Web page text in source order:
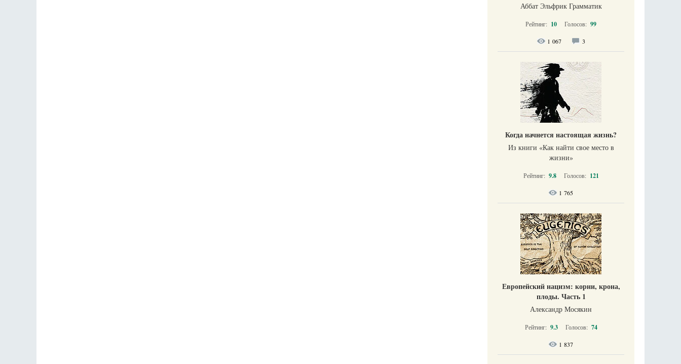
Аббат Эльфрик Грамматик
Рейтинг: 10 Голосов: 99
1 067 3
Когда начнется настоящая жизнь?
Из книги «Как найти свое место в
жизни​»
Рейтинг: 9.8 Голосов: 121
1 765
Европейский нацизм: корни, крона,
плоды. Часть 1
Александр Мосякин
Рейтинг: 9.3 Голосов: 74
1 837